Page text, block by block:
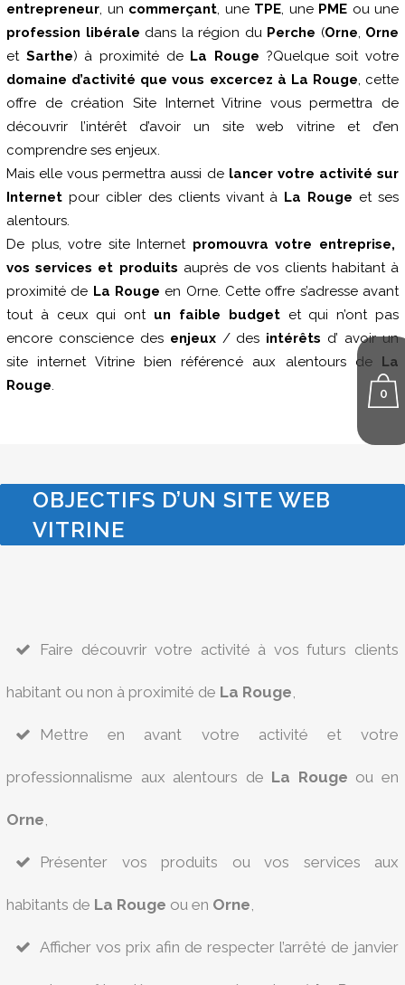
0
entrepreneur, un commerçant, une TPE, une PME ou une
profession libérale dans la région du Perche (Orne, Orne
et Sarthe) à proximité de La Rouge ?Quelque soit votre
domaine d’activité que vous excercez à La Rouge, cette
offre de création Site Internet Vitrine vous permettra de
découvrir l’intérêt d’avoir un site web vitrine et d’en
comprendre ses enjeux.
Mais elle vous permettra aussi de lancer votre activité sur
Internet pour cibler des clients vivant à La Rouge et ses
alentours.
De plus, votre site Internet promouvra votre entreprise,
vos services et produits auprès de vos clients habitant à
proximité de La Rouge en Orne. Cette offre s’adresse avant
tout à ceux qui ont un faible budgetet qui n’ont pas
encore conscience des enjeux/ des intérêts d’ avoir un
site internet Vitrine bien référencé aux alentours de La
Rouge.
OBJECTIFS D’UN SITE WEB
VITRINE
Faire découvrir votre activité à vos futurs clients
habitant ou non à proximité de La Rouge,
Mettre en avant votre activité et votre
professionnalisme aux alentours de La Rouge ou en
Orne,
Présenter vos produits ou vos services aux
habitants de La Rouge ou en Orne,
Afficher vos prix afin de respecter l’arrêté de janvier